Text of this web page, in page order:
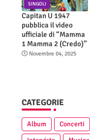
SINGOLI
Capitan U 1947
pubblica il video
ufficiale di “Mamma
1 Mamma 2 (Credo)”
Novembre 04, 2025
CATEGORIE
Album Concerti